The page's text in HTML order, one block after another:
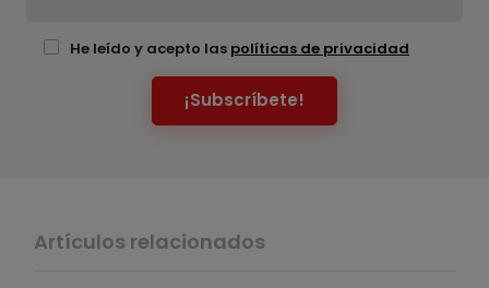
He leído y acepto las políticas de privacidad
¡Subscríbete!
Artículos relacionados